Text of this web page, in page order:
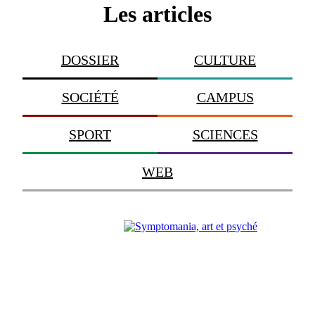
Les articles
DOSSIER CULTURE
SOCIÉTÉ CAMPUS
SPORT SCIENCES
WEB